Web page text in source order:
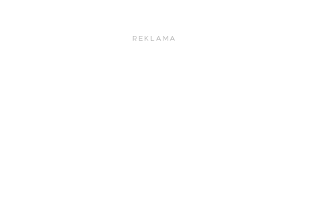
REKLAMA